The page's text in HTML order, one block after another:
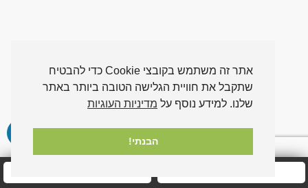
אתר זה משתמש בקובצי Cookie כדי להבטיח
שתקבל את חוויית הגלישה הטובה ביותר באתר
שלנו. למידע נוסף על מדיניות העוגיות
הבנתי!